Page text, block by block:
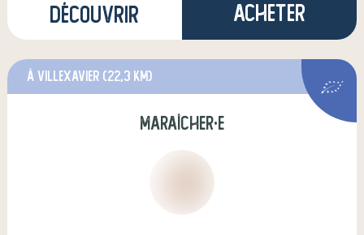
Découvrir Acheter
à Villexavier (22,3 km)
maraîcher·e